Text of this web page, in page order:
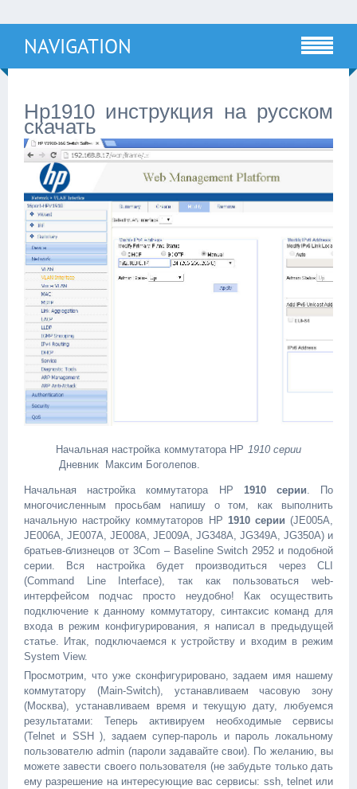
NAVIGATION
Hp1910 инструкция на русском
скачать
Начальная настройка коммутатора HP 1910 серии
­ Дневник ­ Максим Боголепов.
Начальная настройка коммутатора HP 1910 серии. По
многочисленным просьбам напишу о том, как выполнить
начальную настройку коммутаторов HP 1910 серии (JE005A,
JE006A, JE007A, JE008A, JE009A, JG348A, JG349A, JG350A) и
братьев-близнецов от 3Com – Baseline Switch 2952 и подобной
серии. Вся настройка будет производиться через CLI
(Command Line Interface), так как пользоваться web-
интерфейсом подчас просто неудобно! Как осуществить
подключение к данному коммутатору, синтаксис команд для
входа в режим конфигурирования, я написал в предыдущей
статье. Итак, подключаемся к устройству и входим в режим
System View.
Просмотрим, что уже сконфигурировано, задаем имя нашему
коммутатору (Main-Switch), устанавливаем часовую зону
(Москва), устанавливаем время и текущую дату, любуемся
результатами: Теперь активируем необходимые сервисы
(Telnet и SSH ), задаем супер-пароль и пароль локальному
пользователю admin (пароли задавайте свои). По желанию, вы
можете завести своего пользователя (не забудьте только дать
ему разрешение на интересующие вас сервисы: ssh, telnet или